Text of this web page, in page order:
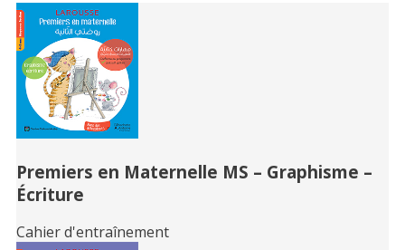
Related
Books
Premiers en Maternelle MS – Graphisme –
Écriture
Cahier d'entraînement